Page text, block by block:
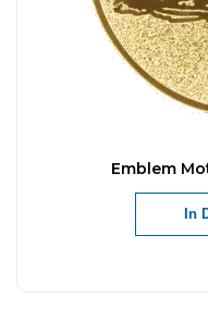
Emblem
In